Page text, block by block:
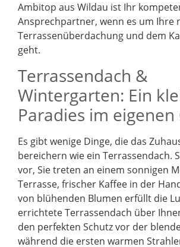
Ambitop aus Wildau ist Ihr
Ansprechpartner, wenn es um Ihre
Terrassenüberdachung und dem
geht.
Terrassendach &
Wintergarten: Ein
Paradies im eigenen
Es gibt wenige Dinge, die das
bereichern wie ein Terrassendach.
vor, Sie treten an einem sonnigen
Terrasse, frischer Kaffee in der
von blühenden Blumen erfüllt die
errichtete Terrassendach über
den perfekten Schutz vor der
während die ersten warmen